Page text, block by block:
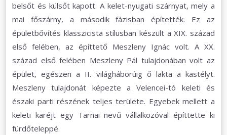
belsőt és külsőt kapott. A kelet-nyugati szárnyat, mely a
mai főszárny, a második fázisban építették. Ez az
épületbővítés klasszicista stílusban készült a XIX. század
első felében, az építtető Meszleny Ignác volt. A XX.
század első felében Meszleny Pál tulajdonában volt az
épület, egészen a II. világháborúig ő lakta a kastélyt.
Meszleny tulajdonát képezte a Velencei-tó keleti és
északi parti részének teljes területe. Egyebek mellett a
keleti karéjt egy Tarnai nevű vállalkozóval építtette ki
fürdőteleppé.